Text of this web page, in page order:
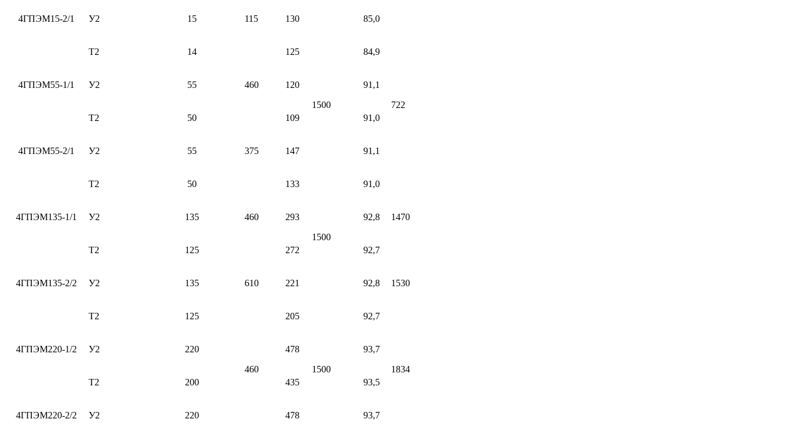
4ГПЭМ15-2/1 У2 15 115 130 85,0
Т2 14 125 84,9
4ГПЭМ55-1/1 У2 55 460
120
1500
91,1
722
Т2
50 109 91,0
4ГПЭМ55-2/1 У2 55 375 147 91,1
Т2 50 133 91,0
4ГПЭМ135-1/1 У2 135 460
293
1500
92,8 1470
Т2 125 272 92,7
4ГПЭМ135-2/2 У2 135 610 221 92,8 1530
Т2 125 205 92,7
4ГПЭМ220-1/2 У2
220
460
478
1500
93,7
1834
Т2
200 435 93,5
4ГПЭМ220-2/2 У2 220 478 93,7